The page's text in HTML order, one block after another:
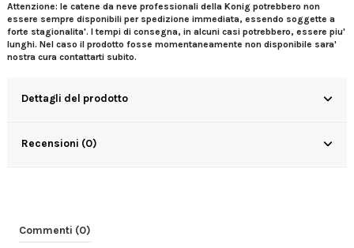
Attenzione: le catene da neve professionali della Konig potrebbero non
essere sempre disponibili per spedizione immediata, essendo soggette a
forte stagionalita'. I tempi di consegna, in alcuni casi potrebbero, essere piu'
lunghi. Nel caso il prodotto fosse momentaneamente non disponibile sara'
nostra cura contattarti subito.
Dettagli del prodotto
Recensioni (0)
Commenti (0)